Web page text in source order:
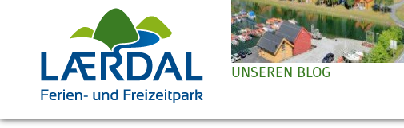
UNSEREN BLOG